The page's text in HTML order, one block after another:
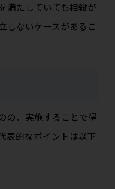
満たしていても相殺が
しないケースがあるこ
の、実施することで得
表的なポイントは以下